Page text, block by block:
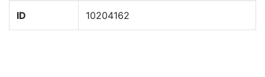
ID 10204162